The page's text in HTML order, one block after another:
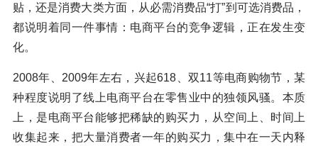
贴，还是消费大类方面，从必需消费品“打”到可选消费品，
都说明着同一件事情：电商平台的竞争逻辑，正在发生变
化。
2008年、2009年左右，兴起618、双11等电商购物节，某
种程度说明了线上电商平台在零售业中的独领风骚。本质
上，是电商平台能够把稀缺的购买力，从空间上、时间上
收集起来，把大量消费者一年的购买力，集中在一天内释